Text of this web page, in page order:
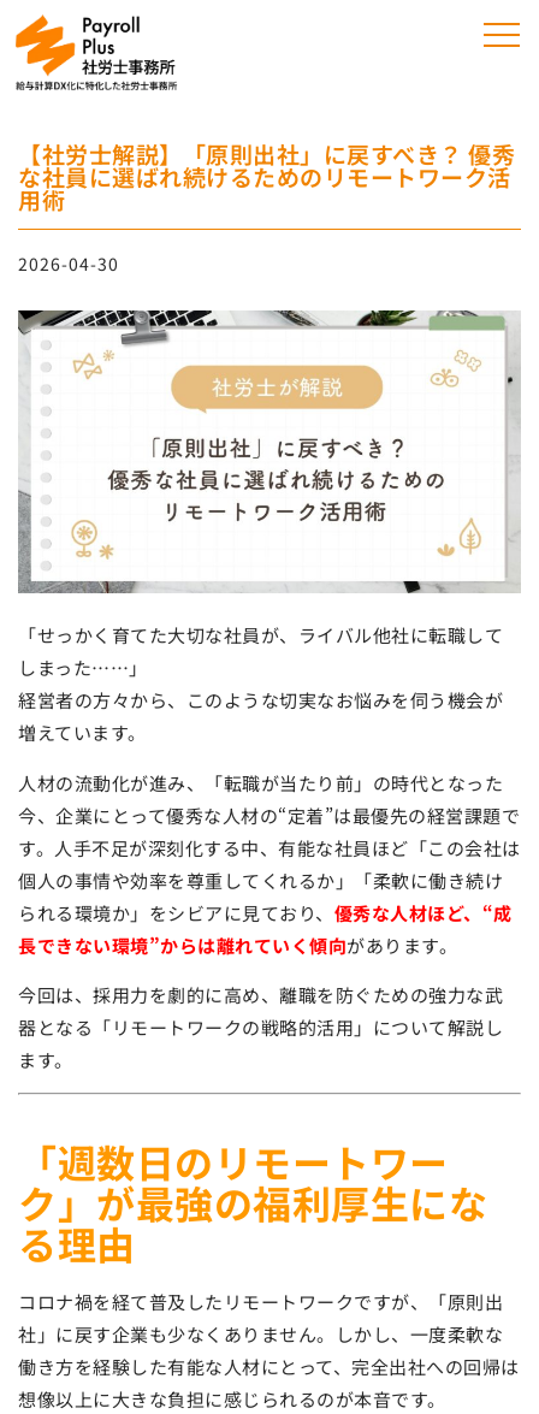
【社労士解説】「原則出社」に戻すべき？ 優秀
な社員に選ばれ続けるためのリモートワーク活
用術
2026-04-30
「せっかく育てた大切な社員が、ライバル他社に転職して
しまった……」
経営者の方々から、このような切実なお悩みを伺う機会が
増えています。
人材の流動化が進み、「転職が当たり前」の時代となった
今、企業にとって優秀な人材の“定着”は最優先の経営課題で
す。人手不足が深刻化する中、有能な社員ほど「この会社は
個人の事情や効率を尊重してくれるか」「柔軟に働き続け
られる環境か」をシビアに見ており、 優秀な人材ほど、“成
長できない環境”からは離れていく傾向があります。
今回は、採用力を劇的に高め、離職を防ぐための強力な武
器となる「リモートワークの戦略的活用」について解説し
ます。
「週数日のリモートワー
ク」が最強の福利厚生にな
る理由
コロナ禍を経て普及したリモートワークですが、「原則出
社」に戻す企業も少なくありません。しかし、一度柔軟な
働き方を経験した有能な人材にとって、完全出社への回帰は
想像以上に大きな負担に感じられるのが本音です。